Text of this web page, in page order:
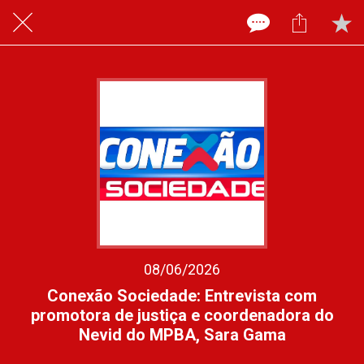
08/06/2026
Conexão Sociedade: Entrevista com
promotora de justiça e coordenadora do
Nevid do MPBA, Sara Gama